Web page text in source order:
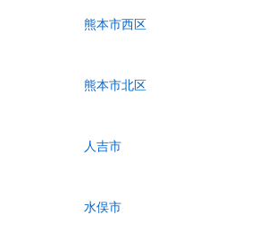
熊本市西区
熊本市北区
人吉市
水俣市